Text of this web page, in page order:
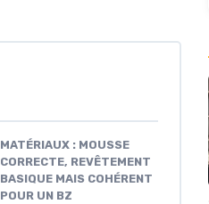
MATÉRIAUX : MOUSSE
CORRECTE, REVÊTEMENT
BASIQUE MAIS COHÉRENT
POUR UN BZ